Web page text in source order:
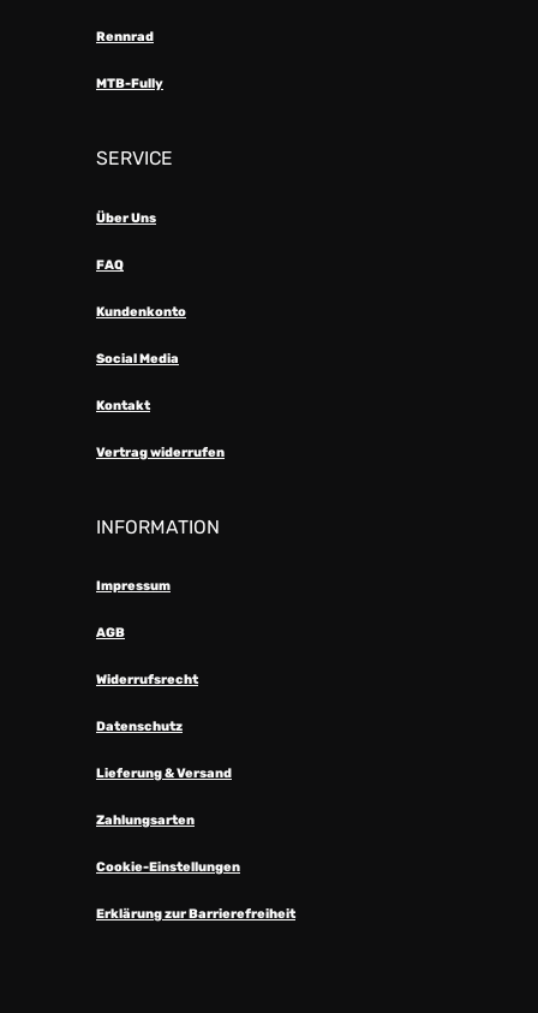
Rennrad
MTB-Fully
SERVICE
Über Uns
FAQ
Kundenkonto
Social Media
Kontakt
Vertrag widerrufen
INFORMATION
Impressum
AGB
Widerrufsrecht
Datenschutz
Lieferung & Versand
Zahlungsarten
Cookie-Einstellungen
Erklärung zur Barrierefreiheit